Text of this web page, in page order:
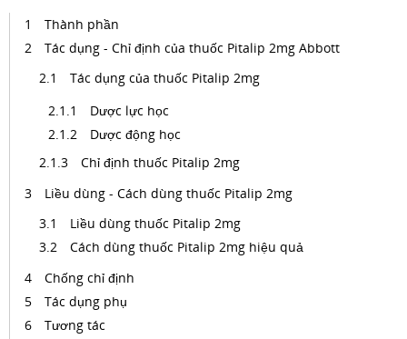
Thành phần
Tác dụng - Chỉ định của thuốc Pitalip 2mg Abbott
Tác dụng của thuốc Pitalip 2mg
Dược lực học
Dược động học
Chỉ định thuốc Pitalip 2mg
Liều dùng - Cách dùng thuốc Pitalip 2mg
Liều dùng thuốc Pitalip 2mg
Cách dùng thuốc Pitalip 2mg hiệu quả
Chống chỉ định
Tác dụng phụ
Tương tác